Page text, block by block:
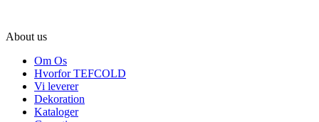
About us
Om Os
Hvorfor TEFCOLD
Vi leverer
Dekoration
Kataloger